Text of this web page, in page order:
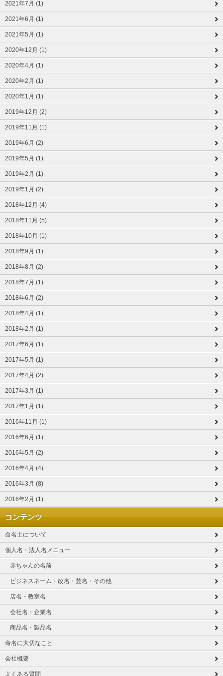
2021年7月 (1)
2021年6月 (1)
2021年5月 (1)
2020年12月 (1)
2020年4月 (1)
2020年2月 (1)
2020年1月 (1)
2019年12月 (2)
2019年11月 (1)
2019年6月 (2)
2019年5月 (1)
2019年2月 (1)
2019年1月 (2)
2018年12月 (4)
2018年11月 (5)
2018年10月 (1)
2018年9月 (1)
2018年8月 (2)
2018年7月 (1)
2018年6月 (2)
2018年4月 (1)
2018年2月 (1)
2017年6月 (1)
2017年5月 (1)
2017年4月 (2)
2017年3月 (1)
2017年1月 (1)
2016年11月 (1)
2016年6月 (1)
2016年5月 (2)
2016年4月 (4)
2016年3月 (8)
2016年2月 (1)
コンテンツ
命名士について
個人名・法人名メニュー
赤ちゃんの名前
ビジネスネーム・改名・芸名・その他
店名・教室名
会社名・企業名
商品名・製品名
命名に大切なこと
会社概要
よくある質問